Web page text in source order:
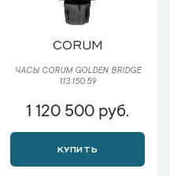
CORUM
ЧАСЫ CORUM GOLDEN BRIDGE
113.150.59
1 120 500 руб.
КУПИТЬ